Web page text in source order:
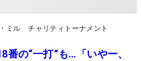
ミル チャリティトーナメント
番の“一打”も…「いやー、